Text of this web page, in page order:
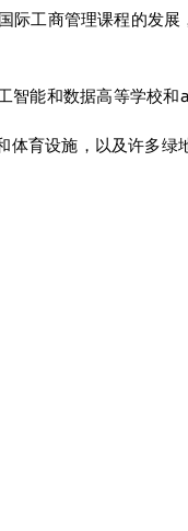
工商管理课程的发
智能和数据高等学校和
育设施，以及许多绿